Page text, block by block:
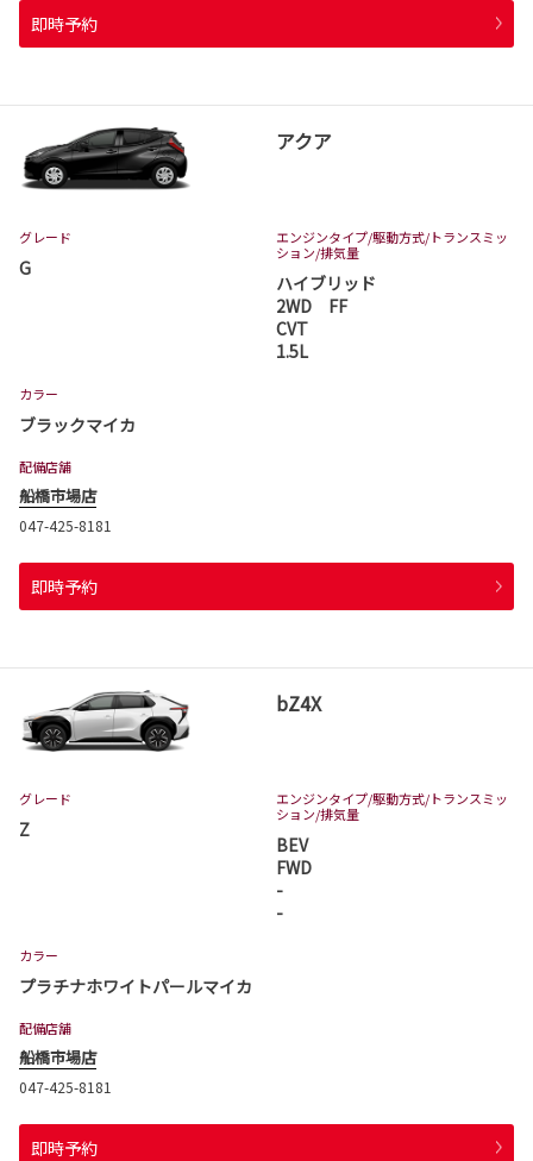
即時予約
アクア
グレード
G
エンジンタイプ/駆動方式/トランスミッ
ション/排気量
ハイブリッド
2WD FF
CVT
1.5L
カラー
ブラックマイカ
配備店舗
船橋市場店
047-425-8181
即時予約
bZ4X
グレード
Z
エンジンタイプ/駆動方式/トランスミッ
ション/排気量
BEV
FWD
-
-
カラー
プラチナホワイトパールマイカ
配備店舗
船橋市場店
047-425-8181
即時予約